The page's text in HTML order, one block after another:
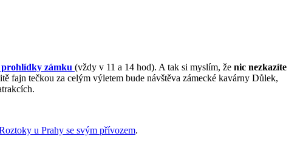
prohlídky zámku (vždy v 11 a 14 hod). A tak si myslím, že nic nezkazíte
fajn tečkou za celým výletem bude návštěva zámecké kavárny Důlek,
u Prahy se svým přívozem.